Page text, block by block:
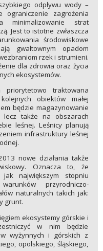
odpływu wody –
zagrożenia
minimalizowanie strat
Jest to istotne zwłaszcza
środowiskowe
gwałtownym opadom
rzek i strumieni.
dla zdrowia oraz życia
ekosystemów.
priorytetowo traktowana
obiektów małej
będzie magazynowanie
także na obszarach
leśnej. Leśnicy planują
infrastruktury leśnej
nowe działania także
Oznacza to, że
największym stopniu
przyrodniczo-
naturalnych takich jak:
grunt.
ekosystemy górskie i
w nim będzie
wyżynnych i górskich z
opolskiego, śląskiego,